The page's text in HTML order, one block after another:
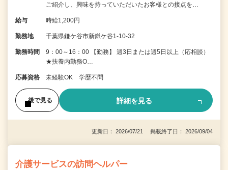
ご紹介し、興味を持っていただいたお客様との接点を…
給与 時給1,200円
勤務地 千葉県鎌ケ谷市新鎌ケ谷1-10-32
勤務時間
9：00～16：00 【勤務】 週3日または週5日以上（応相談）
★扶養内勤務O…
応募資格 未経験OK 学歴不問
後で見る 詳細を見る
更新日： 2026/07/21 掲載終了日： 2026/09/04
介護サービスの訪問ヘルパー